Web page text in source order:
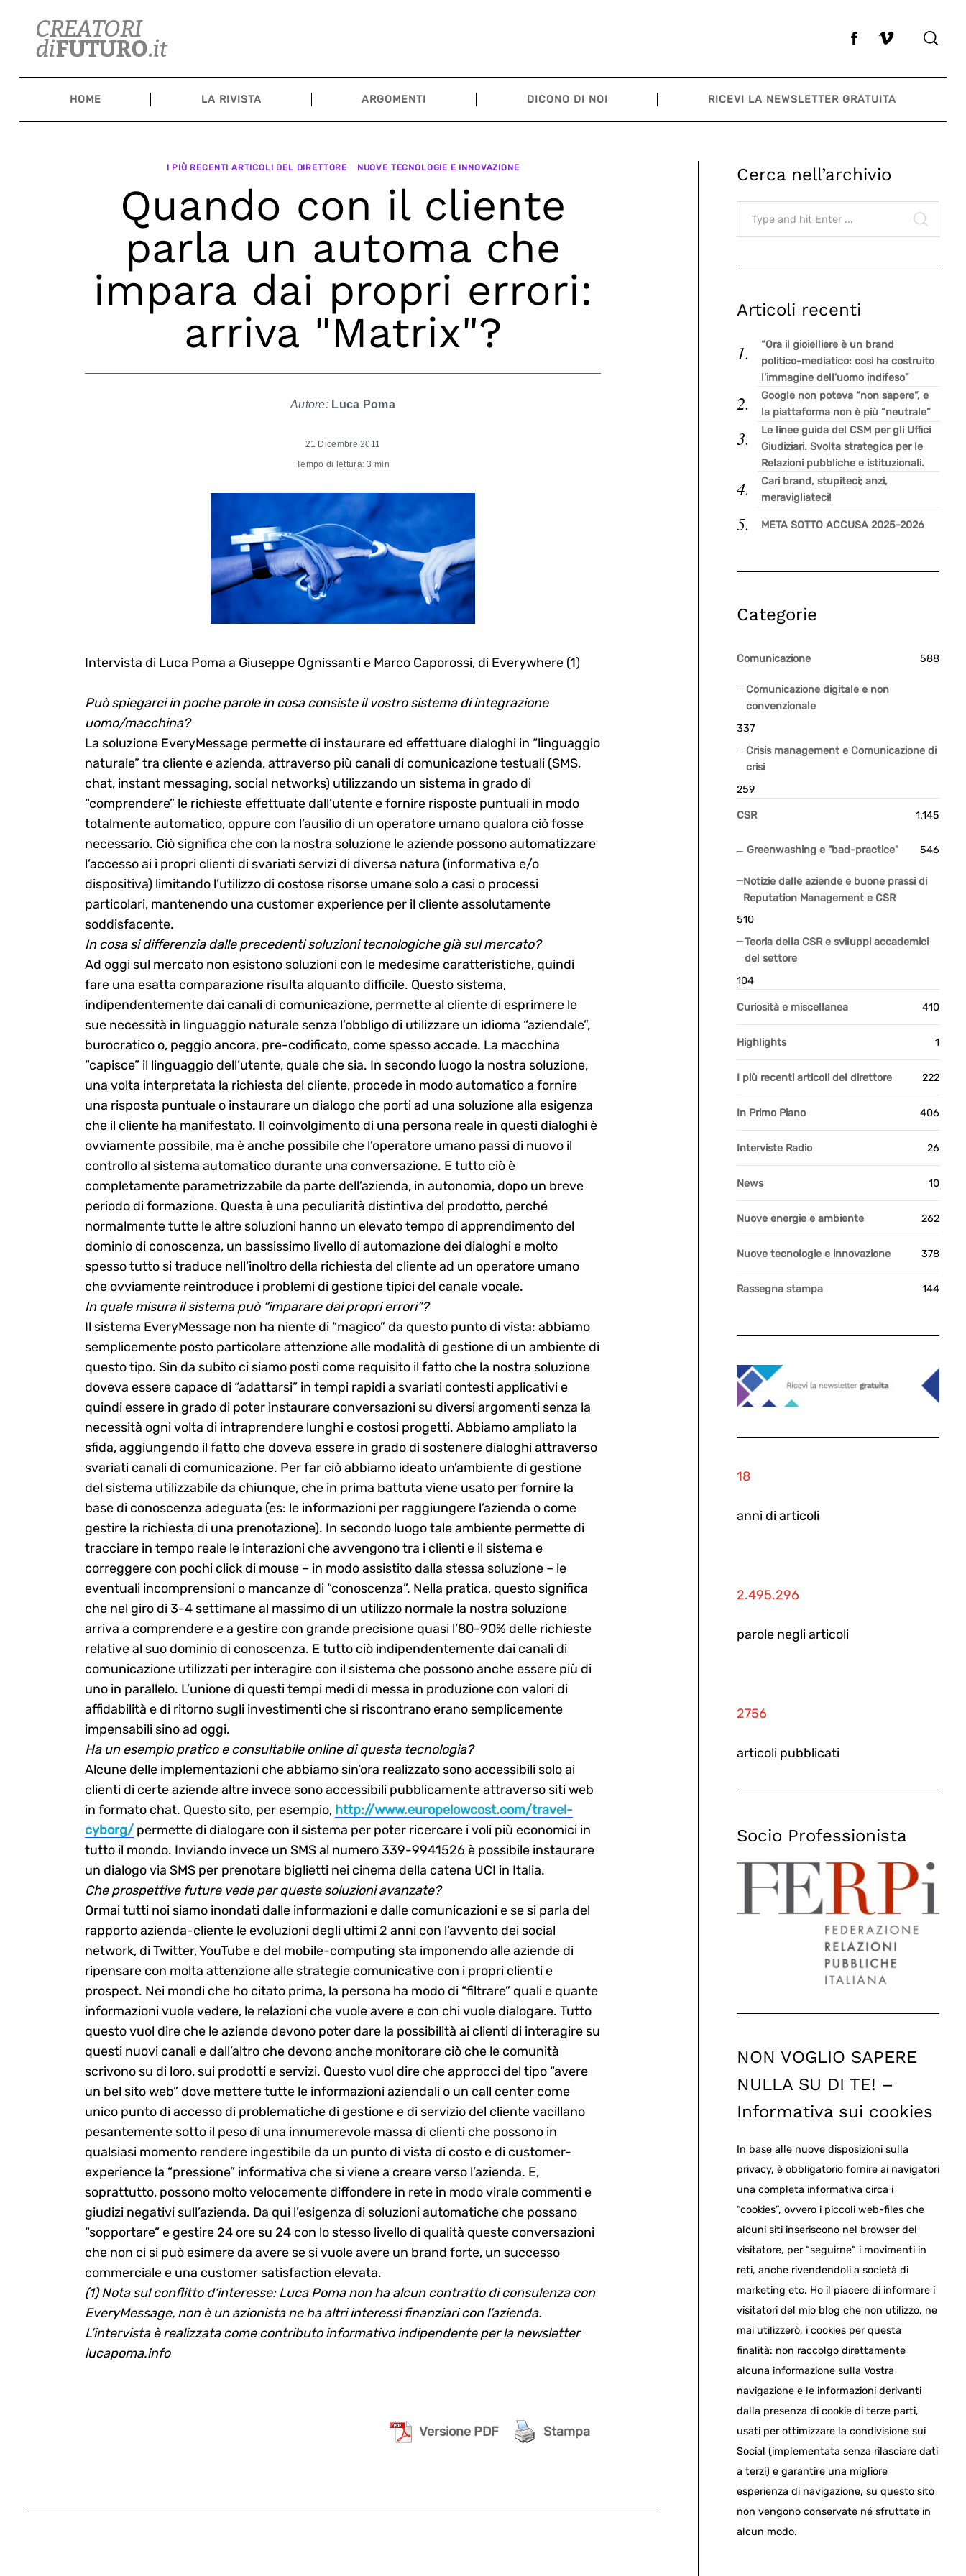
content
HOME LA RIVISTA ARGOMENTI DICONO DI NOI RICEVI LA NEWSLETTER GRATUITA
I PIÙ RECENTI ARTICOLI DEL DIRETTORE NUOVE TECNOLOGIE E INNOVAZIONE
Quando con il cliente
parla un automa che
impara dai propri errori:
arriva "Matrix"?
Autore: Luca Poma
21 Dicembre 2011
Tempo di lettura: 3 min
Intervista di Luca Poma a Giuseppe Ognissanti e Marco Caporossi, di Everywhere (1)
Può spiegarci in poche parole in cosa consiste il vostro sistema di integrazione
uomo/macchina?
La soluzione EveryMessage permette di instaurare ed effettuare dialoghi in “linguaggio
naturale” tra cliente e azienda, attraverso più canali di comunicazione testuali (SMS,
chat, instant messaging, social networks) utilizzando un sistema in grado di
“comprendere” le richieste effettuate dall’utente e fornire risposte puntuali in modo
totalmente automatico, oppure con l’ausilio di un operatore umano qualora ciò fosse
necessario. Ciò significa che con la nostra soluzione le aziende possono automatizzare
l’accesso ai i propri clienti di svariati servizi di diversa natura (informativa e/o
dispositiva) limitando l’utilizzo di costose risorse umane solo a casi o processi
particolari, mantenendo una customer experience per il cliente assolutamente
soddisfacente.
In cosa si differenzia dalle precedenti soluzioni tecnologiche già sul mercato?
Ad oggi sul mercato non esistono soluzioni con le medesime caratteristiche, quindi
fare una esatta comparazione risulta alquanto difficile. Questo sistema,
indipendentemente dai canali di comunicazione, permette al cliente di esprimere le
sue necessità in linguaggio naturale senza l’obbligo di utilizzare un idioma “aziendale”,
burocratico o, peggio ancora, pre-codificato, come spesso accade. La macchina
“capisce” il linguaggio dell’utente, quale che sia. In secondo luogo la nostra soluzione,
una volta interpretata la richiesta del cliente, procede in modo automatico a fornire
una risposta puntuale o instaurare un dialogo che porti ad una soluzione alla esigenza
che il cliente ha manifestato. Il coinvolgimento di una persona reale in questi dialoghi è
ovviamente possibile, ma è anche possibile che l’operatore umano passi di nuovo il
controllo al sistema automatico durante una conversazione. E tutto ciò è
completamente parametrizzabile da parte dell’azienda, in autonomia, dopo un breve
periodo di formazione. Questa è una peculiarità distintiva del prodotto, perché
normalmente tutte le altre soluzioni hanno un elevato tempo di apprendimento del
dominio di conoscenza, un bassissimo livello di automazione dei dialoghi e molto
spesso tutto si traduce nell’inoltro della richiesta del cliente ad un operatore umano
che ovviamente reintroduce i problemi di gestione tipici del canale vocale.
In quale misura il sistema può “imparare dai propri errori”?
Il sistema EveryMessage non ha niente di “magico” da questo punto di vista: abbiamo
semplicemente posto particolare attenzione alle modalità di gestione di un ambiente di
questo tipo. Sin da subito ci siamo posti come requisito il fatto che la nostra soluzione
doveva essere capace di “adattarsi” in tempi rapidi a svariati contesti applicativi e
quindi essere in grado di poter instaurare conversazioni su diversi argomenti senza la
necessità ogni volta di intraprendere lunghi e costosi progetti. Abbiamo ampliato la
sfida, aggiungendo il fatto che doveva essere in grado di sostenere dialoghi attraverso
svariati canali di comunicazione. Per far ciò abbiamo ideato un’ambiente di gestione
del sistema utilizzabile da chiunque, che in prima battuta viene usato per fornire la
base di conoscenza adeguata (es: le informazioni per raggiungere l’azienda o come
gestire la richiesta di una prenotazione). In secondo luogo tale ambiente permette di
tracciare in tempo reale le interazioni che avvengono tra i clienti e il sistema e
correggere con pochi click di mouse – in modo assistito dalla stessa soluzione – le
eventuali incomprensioni o mancanze di “conoscenza”. Nella pratica, questo significa
che nel giro di 3-4 settimane al massimo di un utilizzo normale la nostra soluzione
arriva a comprendere e a gestire con grande precisione quasi l’80-90% delle richieste
relative al suo dominio di conoscenza. E tutto ciò indipendentemente dai canali di
comunicazione utilizzati per interagire con il sistema che possono anche essere più di
uno in parallelo. L’unione di questi tempi medi di messa in produzione con valori di
affidabilità e di ritorno sugli investimenti che si riscontrano erano semplicemente
impensabili sino ad oggi.
Ha un esempio pratico e consultabile online di questa tecnologia?
Alcune delle implementazioni che abbiamo sin’ora realizzato sono accessibili solo ai
clienti di certe aziende altre invece sono accessibili pubblicamente attraverso siti web
in formato chat. Questo sito, per esempio, http://www.europelowcost.com/travel-
cyborg/permette di dialogare con il sistema per poter ricercare i voli più economici in
tutto il mondo. Inviando invece un SMS al numero 339-9941526 è possibile instaurare
un dialogo via SMS per prenotare biglietti nei cinema della catena UCI in Italia.
Che prospettive future vede per queste soluzioni avanzate?
Ormai tutti noi siamo inondati dalle informazioni e dalle comunicazioni e se si parla del
rapporto azienda-cliente le evoluzioni degli ultimi 2 anni con l’avvento dei social
network, di Twitter, YouTube e del mobile-computing sta imponendo alle aziende di
ripensare con molta attenzione alle strategie comunicative con i propri clienti e
prospect. Nei mondi che ho citato prima, la persona ha modo di “filtrare” quali e quante
informazioni vuole vedere, le relazioni che vuole avere e con chi vuole dialogare. Tutto
questo vuol dire che le aziende devono poter dare la possibilità ai clienti di interagire su
questi nuovi canali e dall’altro che devono anche monitorare ciò che le comunità
scrivono su di loro, sui prodotti e servizi. Questo vuol dire che approcci del tipo “avere
un bel sito web” dove mettere tutte le informazioni aziendali o un call center come
unico punto di accesso di problematiche di gestione e di servizio del cliente vacillano
pesantemente sotto il peso di una innumerevole massa di clienti che possono in
qualsiasi momento rendere ingestibile da un punto di vista di costo e di customer-
experience la “pressione” informativa che si viene a creare verso l’azienda. E,
soprattutto, possono molto velocemente diffondere in rete in modo virale commenti e
giudizi negativi sull’azienda. Da qui l’esigenza di soluzioni automatiche che possano
“sopportare” e gestire 24 ore su 24 con lo stesso livello di qualità queste conversazioni
che non ci si può esimere da avere se si vuole avere un brand forte, un successo
commerciale e una customer satisfaction elevata.
(1) Nota sul conflitto d’interesse: Luca Poma non ha alcun contratto di consulenza con
EveryMessage, non è un azionista ne ha altri interessi finanziari con l’azienda.
L’intervista è realizzata come contributo informativo indipendente per la newsletter
lucapoma.info
Versione PDF Stampa
Cerca nell’archivio
Search
for:
Articoli recenti
“Ora il gioielliere è un brand
politico-mediatico: così ha costruito
l’immagine dell’uomo indifeso”
Google non poteva “non sapere”, e
la piattaforma non è più “neutrale”
Le linee guida del CSM per gli Uffici
Giudiziari. Svolta strategica per le
Relazioni pubbliche e istituzionali.
Cari brand, stupiteci; anzi,
meravigliateci!
META SOTTO ACCUSA 2025-2026
Categorie
Comunicazione 588
Comunicazione digitale e non
convenzionale
337
Crisis management e Comunicazione di
crisi
259
CSR 1.145
Greenwashing e "bad-practice" 546
Notizie dalle aziende e buone prassi di
Reputation Management e CSR
510
Teoria della CSR e sviluppi accademici
del settore
104
Curiosità e miscellanea 410
Highlights 1
I più recenti articoli del direttore 222
In Primo Piano 406
Interviste Radio 26
News 10
Nuove energie e ambiente 262
Nuove tecnologie e innovazione 378
Rassegna stampa 144
18
anni di articoli
2.495.296
parole negli articoli
2756
articoli pubblicati
Socio Professionista
NON VOGLIO SAPERE
NULLA SU DI TE! –
Informativa sui cookies
In base alle nuove disposizioni sulla
privacy, è obbligatorio fornire ai navigatori
una completa informativa circa i
“cookies”, ovvero i piccoli web-files che
alcuni siti inseriscono nel browser del
visitatore, per “seguirne” i movimenti in
reti, anche rivendendoli a società di
marketing etc. Ho il piacere di informare i
visitatori del mio blog che non utilizzo, ne
mai utilizzerò, i cookies per questa
finalità: non raccolgo direttamente
alcuna informazione sulla Vostra
navigazione e le informazioni derivanti
dalla presenza di cookie di terze parti,
usati per ottimizzare la condivisione sui
Social (implementata senza rilasciare dati
a terzi) e garantire una migliore
esperienza di navigazione, su questo sito
non vengono conservate né sfruttate in
alcun modo.
Search
for: